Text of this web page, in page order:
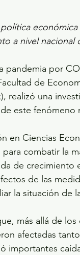
a nivel nacional
por
de
realizó una
este fenómeno
en Ciencias
combatir la
de
de las
la situación de
más allá de
afectadas
importantes